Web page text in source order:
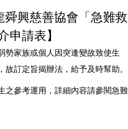
舜興慈善協會「急難救
申請表】
勢家族或個人因突逢變故致使生
訂定旨揭辦法，給予及時幫助。
之參考運用，詳細內容請參閱急難